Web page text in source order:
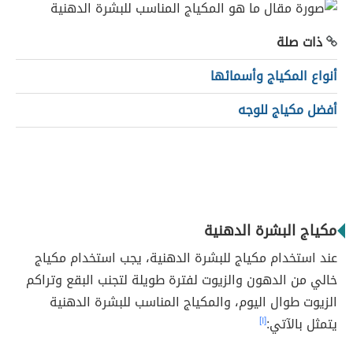
ذات صلة
أنواع المكياج وأسمائها
أفضل مكياج للوجه
مكياج البشرة الدهنية
عند استخدام مكياج للبشرة الدهنية، يجب استخدام مكياج
خالي من الدهون والزيوت لفترة طويلة لتجنب البقع وتراكم
الزيوت طوال اليوم، والمكياج المناسب للبشرة الدهنية
يتمثل بالآتي:[١]